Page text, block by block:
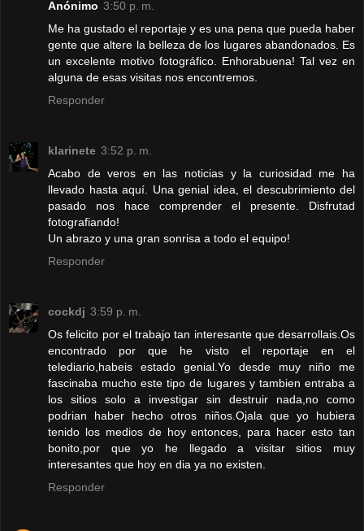
Anónimo 3:50 p. m.
Me ha gustado el reportaje y es una pena que pueda haber
gente que altere la belleza de los lugares abandonados. Es
un excelente motivo fotográfico. Enhorabuena! Tal vez en
alguna de esas visitas nos encontremos.
Responder
klarinete 3:52 p. m.
Acabo de veros en las noticias y la curiosidad me ha
llevado hasta aquí. Una genial idea, el descubrimiento del
pasado nos hace comprender el presente. Disfrutad
fotografiando!
Un abrazo y una gran sonrisa a todo el equipo!
Responder
cockdj 3:59 p. m.
Os felicito por el trabajo tan interesante que desarrollais.Os
encontrado por que he visto el reportaje en el
telediario,habeis estado genial.Yo desde muy niño me
fascinaba mucho este tipo de lugares y tambien entraba a
los sitios solo a investigar sin destruir nada,no como
podrian haber hecho otros niños.Ojala que yo hubiera
tenido los medios de hoy entonces, para hacer esto tan
bonito,por que yo he llegado a visitar sitios muy
interesantes que hoy en dia ya no existen.
Responder